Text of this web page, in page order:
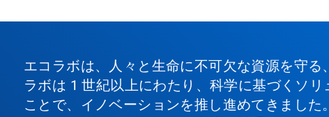
エコラボは、人々と生命に不可欠な資源を守
ラボは 1 世紀以上にわたり、科学に基づくソ
ことで、イノベーションを推し進めてきまし